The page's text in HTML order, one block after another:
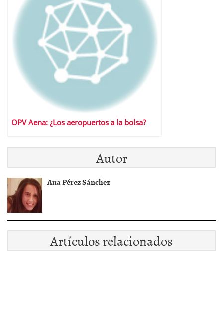
OPV Aena: ¿Los aeropuertos a la bolsa?
Autor
Ana Pérez Sánchez
Artículos relacionados